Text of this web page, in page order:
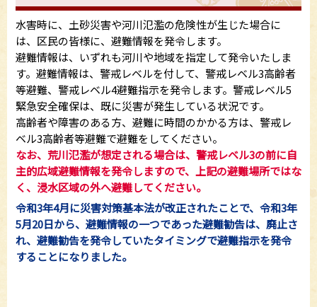
水害時に、土砂災害や河川氾濫の危険性が生じた場合に
は、区民の皆様に、避難情報を発令します。
避難情報は、いずれも河川や地域を指定して発令いたしま
す。避難情報は、警戒レベルを付して、警戒レベル3高齢者
等避難、警戒レベル4避難指示を発令します。警戒レベル5
緊急安全確保は、既に災害が発生している状況です。
高齢者や障害のある方、避難に時間のかかる方は、警戒レ
ベル3高齢者等避難で避難をしてください。
なお、荒川氾濫が想定される場合は、警戒レベル3の前に自
主的広域避難情報を発令しますので、上記の避難場所ではな
く、浸水区域の外へ避難してください。
令和3年4月に災害対策基本法が改正されたことで、令和3年
5月20日から、避難情報の一つであった避難勧告は、廃止さ
れ、避難勧告を発令していたタイミングで避難指示を発令
することになりました。